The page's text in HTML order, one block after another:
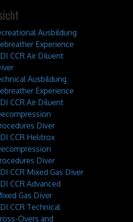
Ausbildung
Experience
CCR Air Diluent
Ausbildung
Experience
CCR Air Diluent
Diver
CCR Helitrox
Diver
CCR Mixed Gas Diver
CCR Advanced
Gas Diver
CCR Technical
Overs and